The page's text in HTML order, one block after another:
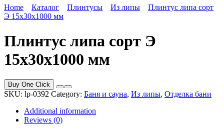
Home Каталог Плинтусы Из липы
Плинтус липа сорт
Э 15x30x1000 мм
Плинтус липа сорт Э
15x30x1000 мм
Buy One Click
SKU: lp-0392 Category: Баня и сауна, Из липы, Отделка бани
Additional information
Reviews (0)